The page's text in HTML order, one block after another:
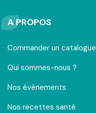
A PROPOS
Commander un catalogue
Qui sommes-nous ?
Nos évènements
Nos recettes santé